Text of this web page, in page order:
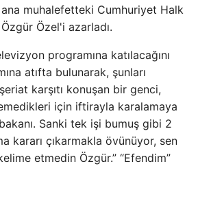
ana muhalefetteki Cumhuriyet Halk
Özel'i azarladı.
programına katılacağını
atıfta bulunarak, şunları
karşıtı konuşan bir genci,
için iftirayla karalamaya
Sanki tek işi bumuş gibi 2
kararı çıkarmakla övünüyor, sen
etmedin Özgür.” “Efendim”